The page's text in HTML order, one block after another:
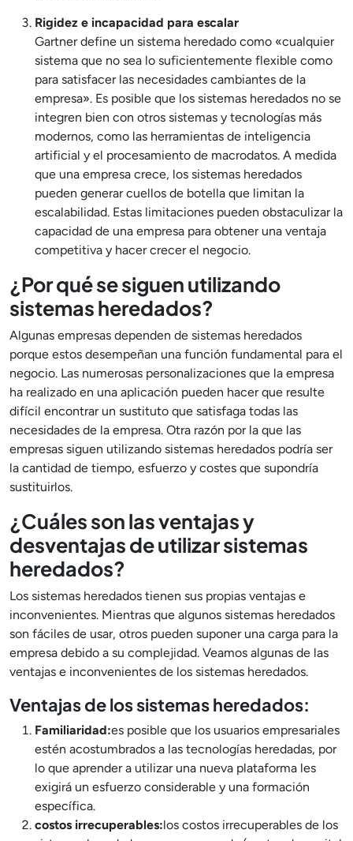
Rigidez e incapacidad para escalar
Gartner define un sistema heredado como «cualquier
sistema que no sea lo suficientemente flexible como
para satisfacer las necesidades cambiantes de la
empresa». Es posible que los sistemas heredados no se
integren bien con otros sistemas y tecnologías más
modernos, como las herramientas de inteligencia
artificial y el procesamiento de macrodatos. A medida
que una empresa crece, los sistemas heredados
pueden generar cuellos de botella que limitan la
escalabilidad. Estas limitaciones pueden obstaculizar la
capacidad de una empresa para obtener una ventaja
competitiva y hacer crecer el negocio.
¿Por qué se siguen utilizando
sistemas heredados?
Algunas empresas dependen de sistemas heredados
porque estos desempeñan una función fundamental para el
negocio. Las numerosas personalizaciones que la empresa
ha realizado en una aplicación pueden hacer que resulte
difícil encontrar un sustituto que satisfaga todas las
necesidades de la empresa. Otra razón por la que las
empresas siguen utilizando sistemas heredados podría ser
la cantidad de tiempo, esfuerzo y costes que supondría
sustituirlos.
¿Cuáles son las ventajas y
desventajas de utilizar sistemas
heredados?
Los sistemas heredados tienen sus propias ventajas e
inconvenientes. Mientras que algunos sistemas heredados
son fáciles de usar, otros pueden suponer una carga para la
empresa debido a su complejidad. Veamos algunas de las
ventajas e inconvenientes de los sistemas heredados.
Ventajas de los sistemas heredados:
Familiaridad:es posible que los usuarios empresariales
estén acostumbrados a las tecnologías heredadas, por
lo que aprender a utilizar una nueva plataforma les
exigirá un esfuerzo considerable y una formación
específica.
costos irrecuperables:los costos irrecuperables de los